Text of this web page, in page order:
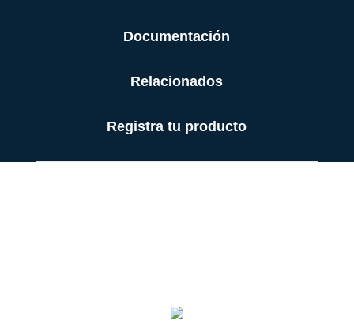
Documentación
Relacionados
Registra tu producto